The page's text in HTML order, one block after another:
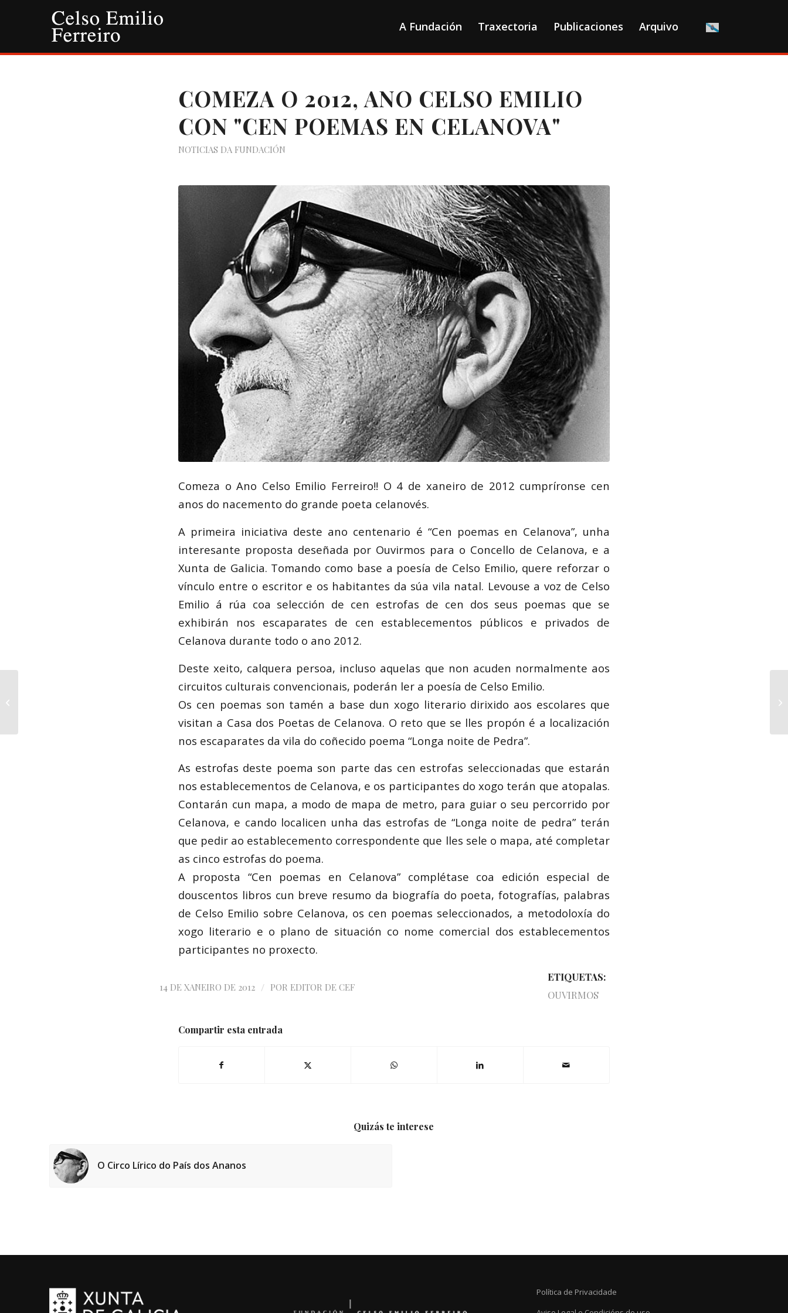
A Fundación Traxectoria Publicaciones Arquivo
COMEZA O 2012, ANO CELSO EMILIO
CON "CEN POEMAS EN CELANOVA"
NOTICIAS DA FUNDACIÓN
Comeza o Ano Celso Emilio Ferreiro!! O 4 de xaneiro de 2012 cumpríronse cen
anos do nacemento do grande poeta celanovés.
A primeira iniciativa deste ano centenario é “Cen poemas en Celanova”, unha
interesante proposta deseñada por Ouvirmos para o Concello de Celanova, e a
Xunta de Galicia. Tomando como base a poesía de Celso Emilio, quere reforzar o
vínculo entre o escritor e os habitantes da súa vila natal. Levouse a voz de Celso
Emilio á rúa coa selección de cen estrofas de cen dos seus poemas que se
exhibirán nos escaparates de cen establecementos públicos e privados de
Celanova durante todo o ano 2012.
Deste xeito, calquera persoa, incluso aquelas que non acuden normalmente aos
circuitos culturais convencionais, poderán ler a poesía de Celso Emilio.
Os cen poemas son tamén a base dun xogo literario dirixido aos escolares que
visitan a Casa dos Poetas de Celanova. O reto que se lles propón é a localización
nos escaparates da vila do coñecido poema “Longa noite de Pedra”.
As estrofas deste poema son parte das cen estrofas seleccionadas que estarán
nos establecementos de Celanova, e os participantes do xogo terán que atopalas.
Contarán cun mapa, a modo de mapa de metro, para guiar o seu percorrido por
Celanova, e cando localicen unha das estrofas de “Longa noite de pedra” terán
que pedir ao establecemento correspondente que lles sele o mapa, até completar
as cinco estrofas do poema.
A proposta “Cen poemas en Celanova” complétase coa edición especial de
douscentos libros cun breve resumo da biografía do poeta, fotografías, palabras
de Celso Emilio sobre Celanova, os cen poemas seleccionados, a metodoloxía do
xogo literario e o plano de situación co nome comercial dos establecementos
participantes no proxecto.
14 DE XANEIRO DE 2012 / POR EDITOR DE CEF
ETIQUETAS:
OUVIRMOS
Compartir esta entrada
Quizás te interese
O Circo Lírico do País dos Ananos
Política de Privacidade